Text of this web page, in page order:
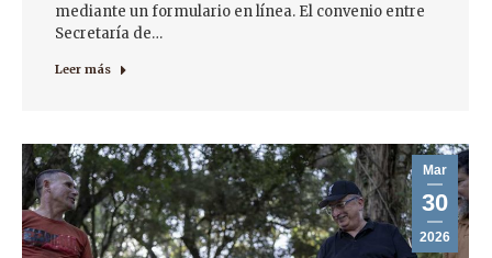
mediante un formulario en línea. El convenio entre
Secretaría de…
Leer más
Mar
30
2026